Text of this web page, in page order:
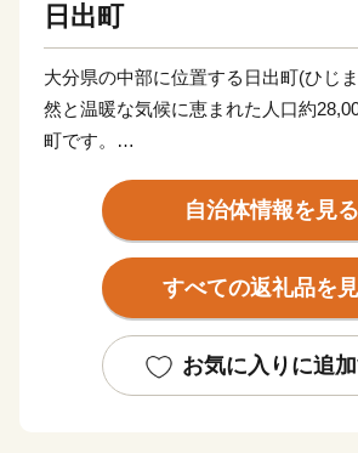
日出町
大分県の中部に位置する日出町(ひじ
然と温暖な気候に恵まれた人口約
町です。
は、連日多くの人々が容器を手に賑わ
は上水道の大部分が良質な地下水で賄
湧水は地上に限らず、海底からも湧き
水と海水が混ざる海域では、町の特産
このように、素晴らしい環境に恵まれ
分むぎ焼酎「二階堂」をはじめ、豊後
自治体情報を見る
すべての返礼品を
お気に入りに追